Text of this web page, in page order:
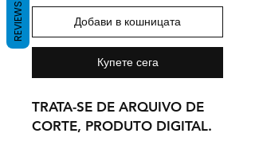
Добави в кошницата
Купете сега
TRATA-SE DE ARQUIVO DE
CORTE, PRODUTO DIGITAL.
REVIEWS